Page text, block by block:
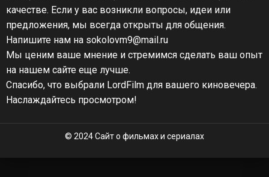
Мы ценим ваше мнение и стремимся сделать ваш опыт
на нашем сайте еще лучше.
Спасибо, что выбрали LordFilm для вашего киновечера.
Наслаждайтесь просмотром!
© 2024 Сайт о фильмах и сериалах